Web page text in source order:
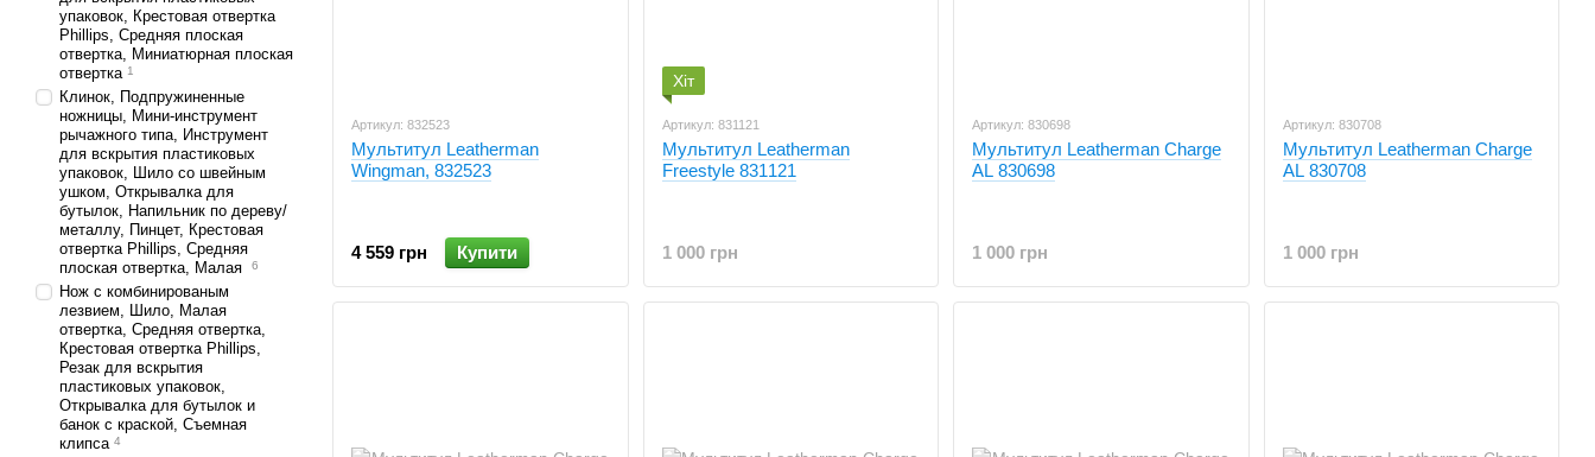
Артикул: 832523
Мультитул Leatherman
Wingman, 832523
4 559 грн Купити
Хіт
Артикул: 831121
Мультитул Leatherman
Freestyle 831121
1 000 грн
Артикул: 830698
Мультитул Leatherman Charge
AL 830698
1 000 грн
Артикул: 830708
Мультитул Leatherman Charge
AL 830708
1 000 грн
упаковок, Крестовая отвертка
Phillips, Средняя плоская
отвертка, Миниатюрная плоская
отвертка 1
Клинок, Подпружиненные
ножницы, Мини-инструмент
рычажного типа, Инструмент
для вскрытия пластиковых
упаковок, Шило со швейным
ушком, Открывалка для
бутылок, Напильник по дереву/
металлу, Пинцет, Крестовая
отвертка Phillips, Средняя
плоская отвертка, Малая
6
Нож с комбинированым
лезвием, Шило, Малая
отвертка, Средняя отвертка,
Крестовая отвертка Phillips,
Резак для вскрытия
пластиковых упаковок,
Открывалка для бутылок и
банок с краской, Съемная
клипса 4